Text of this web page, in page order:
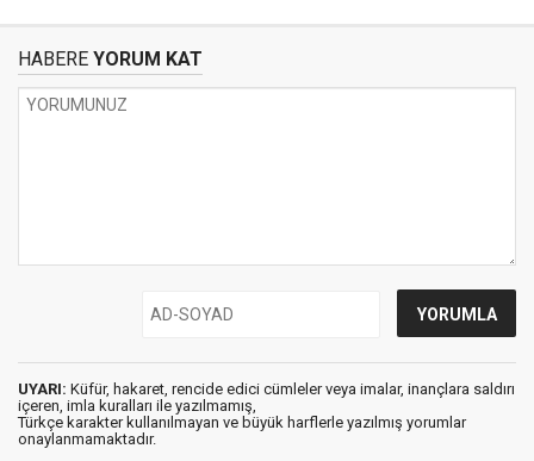
HABERE YORUM KAT
UYARI: Küfür, hakaret, rencide edici cümleler veya imalar, inançlara saldırı
içeren, imla kuralları ile yazılmamış,
Türkçe karakter kullanılmayan ve büyük harflerle yazılmış yorumlar
onaylanmamaktadır.